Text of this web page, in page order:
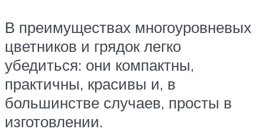
В преимуществах многоуровневых
цветников и грядок легко
убедиться: они компактны,
практичны, красивы и, в
большинстве случаев, просты в
изготовлении.